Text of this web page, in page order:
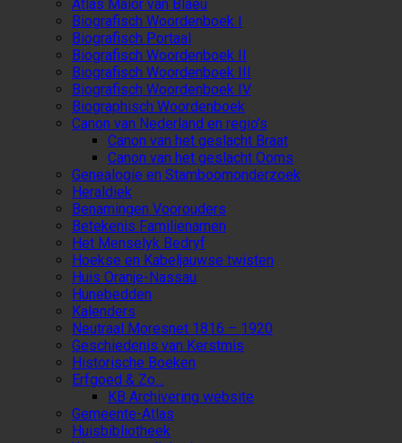
Atlas Maior van Blaeu
Biografisch Woordenboek I
Biografisch Portaal
Biografisch Woordenboek II
Biografisch Woordenboek III
Biografisch Woordenboek IV
Biographisch Woordenboek
Canon van Nederland en regio’s
Canon van het geslacht Braat
Canon van het geslacht Ooms
Genealogie en Stamboomonderzoek
Heraldiek
Benamingen Voorouders
Betekenis Familienamen
Het Menselyk Bedryf
Hoekse en Kabeljauwse twisten
Huis Oranje-Nassau
Hunebedden
Kalenders
Neutraal Moresnet 1816 – 1920
Geschiedenis van Kerstmis
Historische Boeken
Erfgoed & Zo…
KB Archivering website
Gemeente-Atlas
Huisbibliotheek